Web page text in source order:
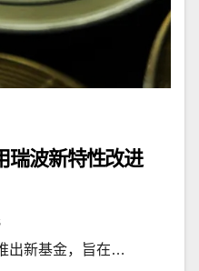
瑞波新特性改进
出新基金，旨在…